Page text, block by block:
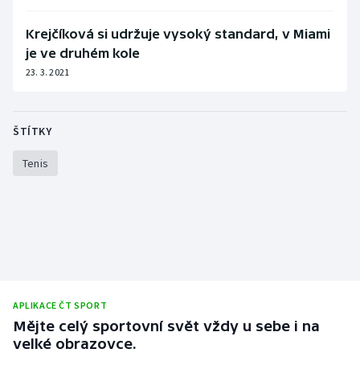
Sportovní střelba
Triatlon
Veslování
Krejčíková si udržuje vysoký standard, v Miami
je ve druhém kole
23. 3. 2021
ŠTÍTKY
Tenis
APLIKACE ČT SPORT
Mějte celý sportovní svět vždy u sebe i na
velké obrazovce.